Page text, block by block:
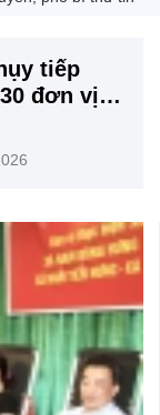
tiếp
đơn vị
tình